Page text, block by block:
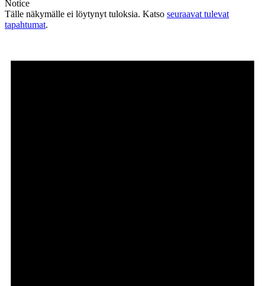
Notice
Tälle näkymälle ei löytynyt tuloksia. Katso seuraavat tulevat
tapahtumat.